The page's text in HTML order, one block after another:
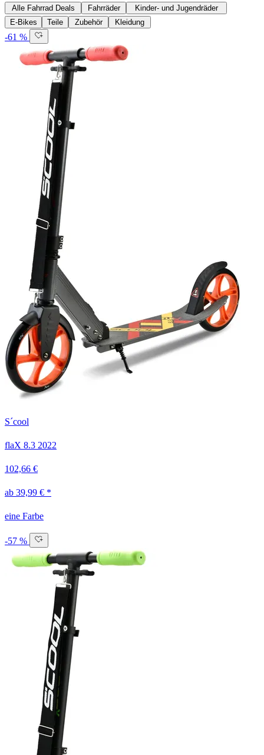
Alle Fahrrad Deals Fahrräder
Kinder- und Jugendräder
E-Bikes
Teile Zubehör Kleidung
-61 %
S´cool
flaX 8.3 2022
102,66 €
ab 39,99 € *
eine Farbe
-57 %